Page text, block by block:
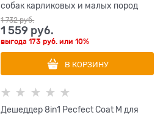
собак карликовых и малых пород
1 732 руб.
1 559 руб.
выгода173 руб. или10%
В КОРЗИНУ
Дешеддер 8in1 Pecfect Coat M для